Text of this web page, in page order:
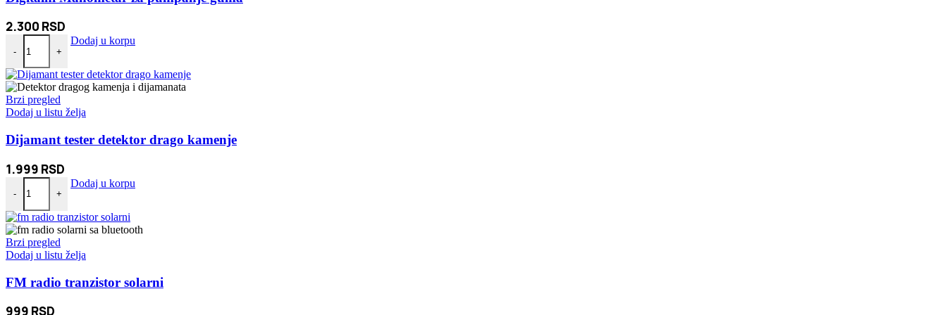
2.300 RSD
-
Digitalni Manometar za pumpanje guma količina
+
Dodaj u korpu
Brzi pregled
Dodaj u listu želja
Dijamant tester detektor drago kamenje
1.999 RSD
-
Dijamant tester detektor drago kamenje količina
+
Dodaj u korpu
Brzi pregled
Dodaj u listu želja
FM radio tranzistor solarni
999 RSD